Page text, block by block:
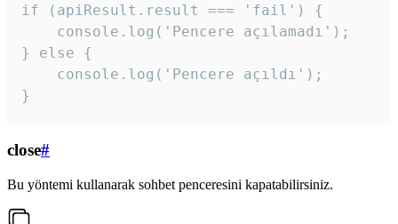
if (apiResult.result === 'fail') {
    console.log('Pencere açılamadı');
} else {
    console.log('Pencere açıldı');
}
close#
Bu yöntemi kullanarak sohbet penceresini kapatabilirsiniz.